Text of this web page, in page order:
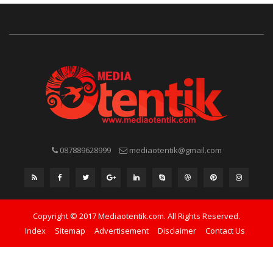
087889628999 mediaotentik@gmail.com
Copyright © 2017 Mediaotentik.com. All Rights Reserved.
Index
Sitemap Advertisement Disclaimer Contact Us